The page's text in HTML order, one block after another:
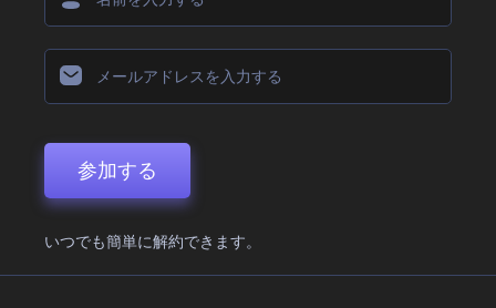
参加する
いつでも簡単に解約できます。